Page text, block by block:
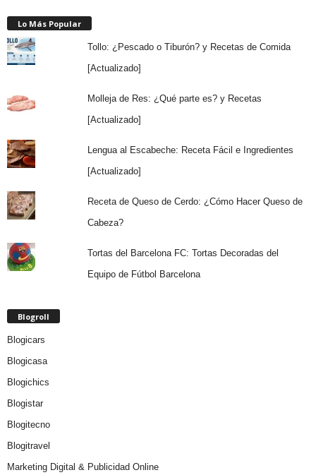
Lo Más Popular
Tollo: ¿Pescado o Tiburón? y Recetas de Comida
[Actualizado]
Molleja de Res: ¿Qué parte es? y Recetas
[Actualizado]
Lengua al Escabeche: Receta Fácil e Ingredientes
[Actualizado]
Receta de Queso de Cerdo: ¿Cómo Hacer Queso de
Cabeza?
Tortas del Barcelona FC: Tortas Decoradas del
Equipo de Fútbol Barcelona
Blogroll
Blogicars
Blogicasa
Blogichics
Blogistar
Blogitecno
Blogitravel
Marketing Digital & Publicidad Online